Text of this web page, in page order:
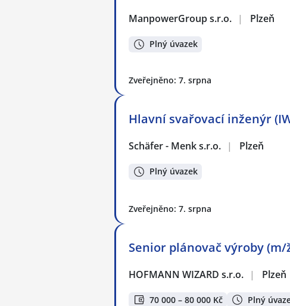
ManpowerGroup s.r.o. | Plzeň
Plný úvazek
Zveřejněno: 7. srpna
Hlavní svařovací inženýr
Schäfer - Menk s.r.o. | Plzeň
Plný úvazek
Zveřejněno: 7. srpna
Senior plánovač výroby (m/
HOFMANN WIZARD s.r.o. | Plzeň
70 000 – 80 000 Kč Plný